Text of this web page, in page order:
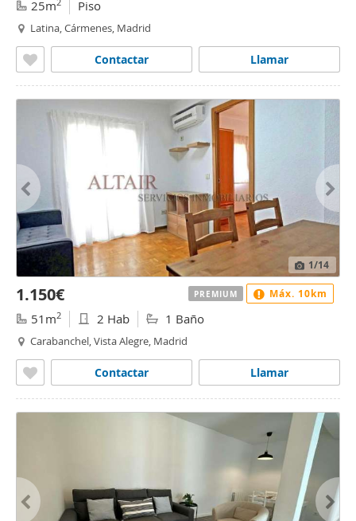
25m Piso
Latina, Cármenes, Madrid
Llamar
Contactar
1/14
1.150€
51m2 2 Hab 1 Baño
Carabanchel, Vista Alegre, Madrid
Llamar
Contactar
PREMIUM Máx. 10km